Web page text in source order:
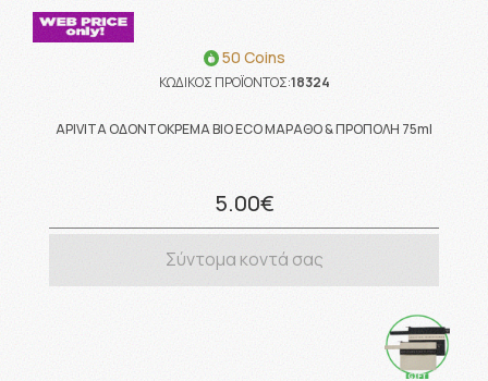
50 Coins
ΚΩΔΙΚΟΣ ΠΡΟΪΟΝΤΟΣ:18324
APIVITA ΟΔΟΝΤΟΚΡΕΜΑ BIO ECO ΜΑΡΑΘΟ & ΠΡΟΠΟΛΗ 75ml
5.00€
Σύντομα κοντά σας